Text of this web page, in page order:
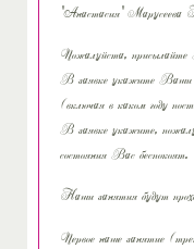
"Анастасия" Марусеева
Пожалуйста, присылайте
В заявке укажите Ваши
(включая в каком году
В заявке укажите,
состояния Вас беспокоят.
Наши занятия будут
Первое наше занятие